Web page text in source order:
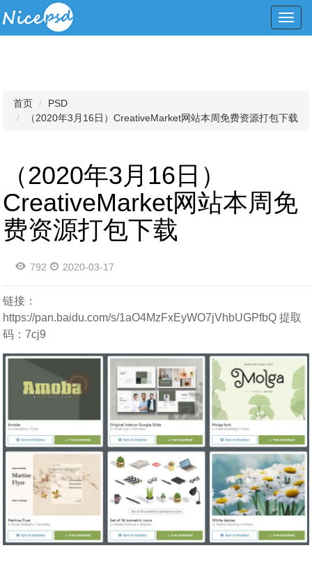
首页
PSD
（2020年3月16日）CreativeMarket网站本周免费资源打包下载
（2020年3月16日）
CreativeMarket网站本周免
费资源打包下载
792 2020-03-17
链接：
https://pan.baidu.com/s/1aO4MzFxEyWO7jVhbUGPfbQ 提取
码：7cj9